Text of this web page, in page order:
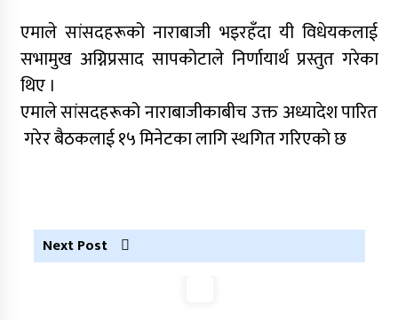
कर्णालीमा कांग्रेसका चार मन्त्रीहरूले दिए राजीनामा
आदेश गरेको हो ।
जुम्लामा महिलामाथि जबरजस्ती करणी प्रयासको
डाेल्पाकाे जगदुल्लाबाट जुम्ला आउँदै गरेकाे जिप
एमाले सांसदहरूको नाराबाजी भइरहँदा यी विधेयकलाई
सभामुख अग्निप्रसाद सापकोटाले निर्णायार्थ प्रस्तुत गरेका
थिए ।
एमाले सांसदहरूको नाराबाजीकाबीच उक्त अध्यादेश पारित
गरेर बैठकलाई १५ मिनेटका लागि स्थगित गरिएको छ
Next Post